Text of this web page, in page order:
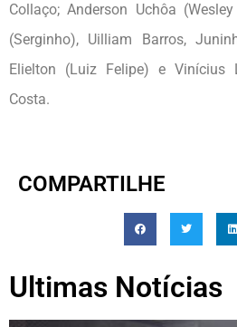
Collaço; Anderson Uchôa
(Serginho), Uilliam Barros,
Elielton (Luiz Felipe) e Vinícius
Costa.
COMPARTILHE
Ultimas Notícias